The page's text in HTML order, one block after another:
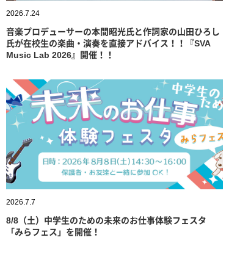
2026.7.24
音楽プロデューサーの本間昭光氏と作詞家の山田ひろし
氏が在校生の楽曲・演奏を直接アドバイス！！『SVA
Music Lab 2026』開催！！
2026.7.7
8/8（土）中学生のための未来のお仕事体験フェスタ
「みらフェス」を開催！